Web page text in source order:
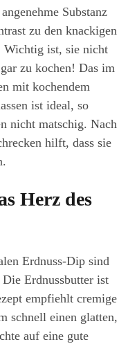
Substanz
zu den knackigen
Wichtig ist, sie nicht
zu kochen! Das im
mit kochendem
ist ideal, so
nicht matschig. Nach
hilft, dass sie
Herz des
Erdnuss-Dip sind
Erdnussbutter ist
empfiehlt cremige
schnell einen glatten,
auf eine gute